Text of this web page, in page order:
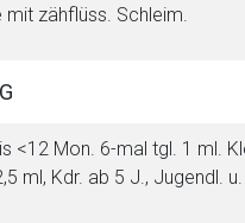
zähflüss. Schleim.
<12 Mon. 6-mal tgl. 1 ml.
ml, Kdr. ab 5 J., Jugendl.
aufgerufene Link öffnet